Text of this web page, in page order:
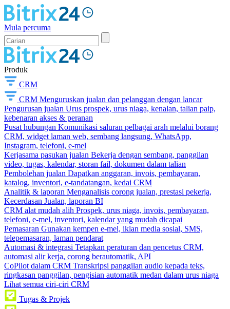
Mula percuma
Produk
CRM
CRM Menguruskan jualan dan pelanggan dengan lancar
Pengurusan jualan Urus prospek, urus niaga, kenalan, talian paip,
kebenaran akses & peranan
Pusat hubungan Komunikasi saluran pelbagai arah melalui borang
CRM, widget laman web, sembang langsung, WhatsApp,
Instagram, telefoni, e-mel
Kerjasama pasukan jualan Bekerja dengan sembang, panggilan
video, tugas, kalendar, storan fail, dokumen dalam talian
Pembolehan jualan Dapatkan anggaran, invois, pembayaran,
katalog, inventori, e-tandatangan, kedai CRM
Analitik & laporan Menganalisis corong jualan, prestasi pekerja,
Kecerdasan Jualan, laporan BI
CRM alat mudah alih Prospek, urus niaga, invois, pembayaran,
telefoni, e-mel, inventori, kalendar yang mudah dicapai
Pemasaran Gunakan kempen e-mel, iklan media sosial, SMS,
telepemasaran, laman pendarat
Automasi & integrasi Tetapkan peraturan dan pencetus CRM,
automasi alir kerja, corong berautomatik, API
CoPilot dalam CRM Transkripsi panggilan audio kepada teks,
ringkasan panggilan, pengisian automatik medan dalam urus niaga
Lihat semua ciri-ciri CRM
Tugas & Projek